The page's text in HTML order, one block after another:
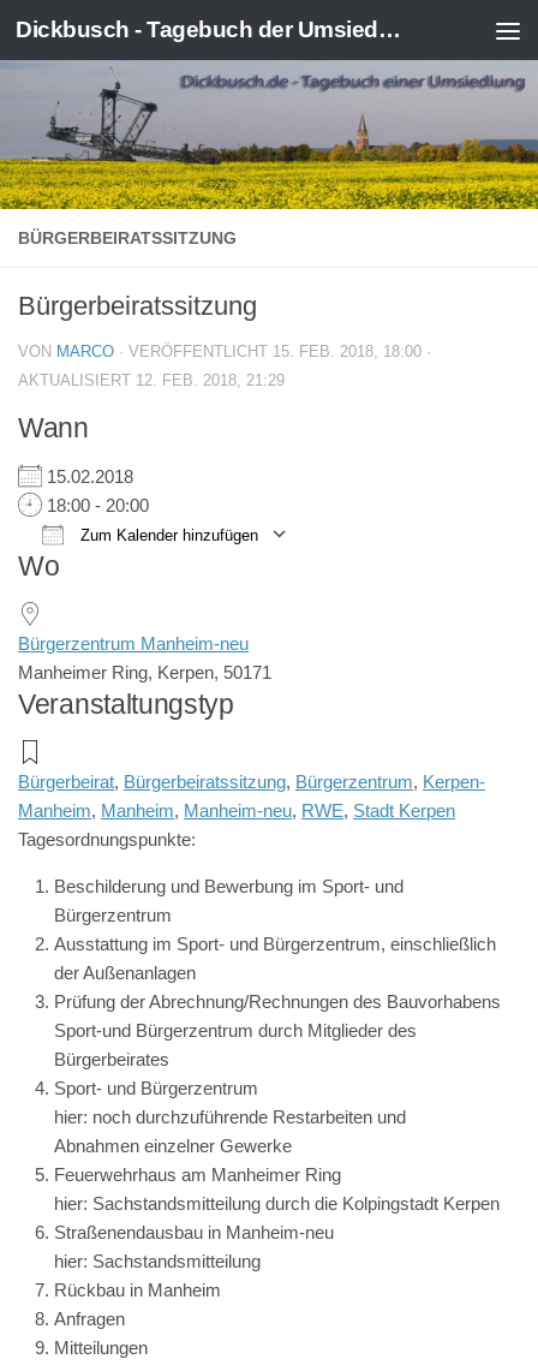
Zum Inhalt springen Dickbusch - Tagebuch der Umsiedlung von Kerpen-Manheim
BÜRGERBEIRATSSITZUNG
Bürgerbeiratssitzung
VON MARCO · VERÖFFENTLICHT 15. FEB. 2018, 18:00 ·
AKTUALISIERT 12. FEB. 2018, 21:29
Wann
15.02.2018
18:00 - 20:00
Zum Kalender hinzufügen
Wo
Bürgerzentrum Manheim-neu
Manheimer Ring, Kerpen, 50171
Veranstaltungstyp
Bürgerbeirat, Bürgerbeiratssitzung, Bürgerzentrum, Kerpen-
Manheim, Manheim, Manheim-neu, RWE, Stadt Kerpen
Tagesordnungspunkte:
Beschilderung und Bewerbung im Sport- und
Bürgerzentrum
Ausstattung im Sport- und Bürgerzentrum, einschließlich
der Außenanlagen
Prüfung der Abrechnung/Rechnungen des Bauvorhabens
Sport-und Bürgerzentrum durch Mitglieder des
Bürgerbeirates
Sport- und Bürgerzentrum
hier: noch durchzuführende Restarbeiten und
Abnahmen einzelner Gewerke
Feuerwehrhaus am Manheimer Ring
hier: Sachstandsmitteilung durch die Kolpingstadt Kerpen
Straßenendausbau in Manheim-neu
hier: Sachstandsmitteilung
Rückbau in Manheim
Anfragen
Mitteilungen